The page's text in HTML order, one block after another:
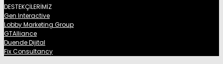
DESTEKÇİLERİMİZ
Gen Interactive
Lobby Marketing Group
GTAlliance
Duende Dijital
Fix Consultancy